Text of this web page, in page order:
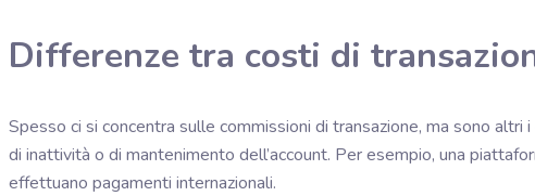
Differenze tra costi di
Spesso ci si concentra sulle commissioni di transazione, ma sono
di inattività o di mantenimento dell’account. Per esempio, una
effettuano pagamenti internazionali.